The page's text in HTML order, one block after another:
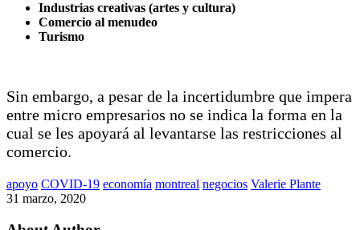
Industrias creativas (artes y cultura)
Comercio al menudeo
Turismo
Sin embargo, a pesar de la incertidumbre que impera
entre micro empresarios no se indica la forma en la
cual se les apoyará al levantarse las restricciones al
comercio.
apoyo COVID-19 economía montreal negocios Valerie Plante
31 marzo, 2020